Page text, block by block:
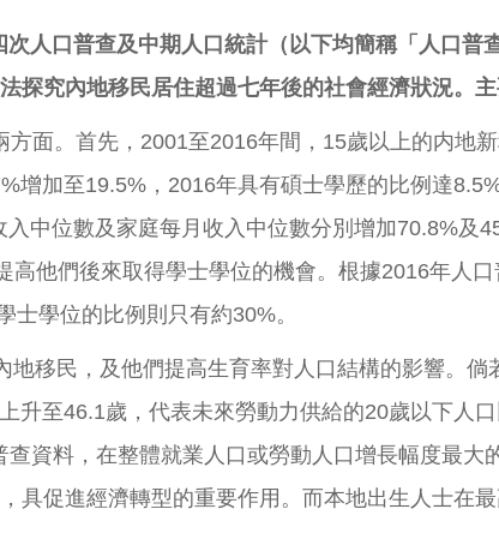
人口普查及中期人口統計（以下均簡稱「人口普
究內地移民居住超過七年後的社會經濟狀況。主
面。首先，2001至2016年間，15歲以上的内地
增加至19.5%，2016年具有碩士學歷的比例達
中位數及家庭每月收入中位數分別增加70.8%及
他們後來取得學士學位的機會。根據2016年人
學位的比例則只有約30%。
移民，及他們提高生育率對人口結構的影響。倘
升至46.1歲，代表未來勞動力供給的20歲以下人
資料，在整體就業人口或勞動人口增長幅度最大
具促進經濟轉型的重要作用。而本地出生人士在